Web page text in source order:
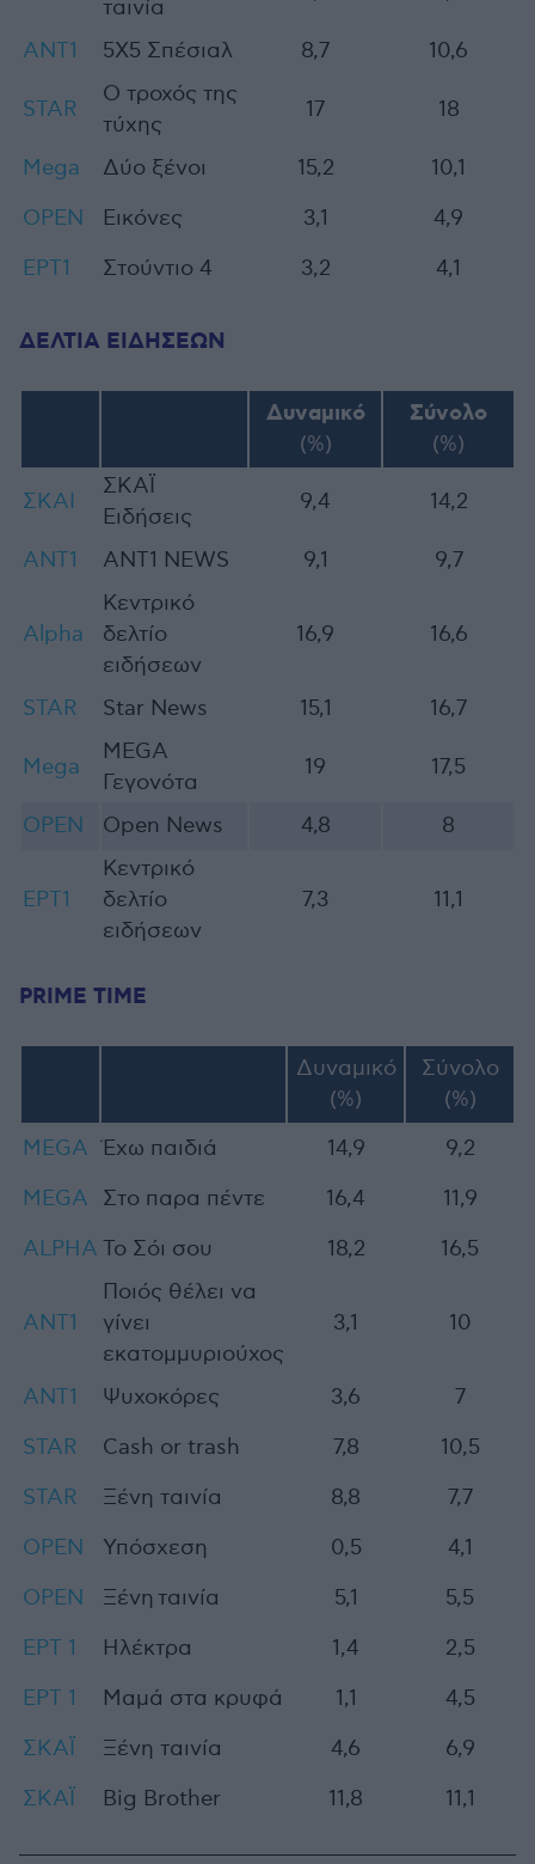
ταινία
ΑNT1 5X5 Σπέσιαλ 8,7 10,6
STAR
Ο τροχός της
τύχης
17 18
Mega Δύο ξένοι 15,2
10,1
OPEN
Εικόνες 3,1
4,9
ΕΡΤ1
Στούντιο 4 3,2 4,1
ΔΕΛΤΙΑ ΕΙΔΗΣΕΩΝ
Δυναμικό
(%)
Σύνολο
(%)
ΣΚΑΙ
ΣΚΑΪ
Ειδήσεις
9,4 14,2
ANT1 ANT1 ΝEWS 9,1 9,7
Alpha
Κεντρικό
δελτίο
ειδήσεων
16,9 16,6
STAR Star News 15,1 16,7
Mega
MEGA
Γεγονότα
19 17,5
OPEN Open News 4,8 8
ΕΡΤ1
Κεντρικό
δελτίο
ειδήσεων
7,3 11,1
PRIME TIME
Δυναμικό
(%)
Σύνολο
(%)
MEGA
Έχω παιδιά 14,9
9,2
MEGA
Στο παρα πέντε 16,4
11,9
ALPHA Το Σόι σου 18,2 16,5
ΑΝΤ1
Ποιός θέλει να
γίνει
εκατομμυριούχος
3,1 10
ANT1 Ψυχοκόρες 3,6
7
STAR
Cash or trash 7,8
10,5
STAR
Ξένη ταινία 8,8
7,7
OPEN
Υπόσχεση 0,5
4,1
OPEN
Ξένη ταινία 5,1
5,5
ΕΡΤ 1
Ηλέκτρα 1,4
2,5
ΕΡΤ 1
Μαμά στα κρυφά 1,1
4,5
ΣΚΑΪ
Ξένη ταινία 4,6
6,9
ΣΚΑΪ
Big Brother 11,8 11,1